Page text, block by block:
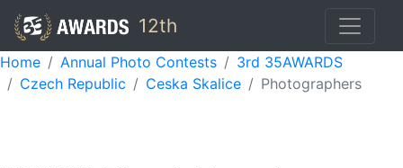
12th
Home Annual Photo Contests
3rd 35AWARDS
Czech Republic
Ceska Skalice Photographers